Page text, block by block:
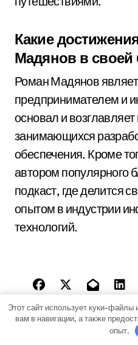
Какие
Мадянов в своей
Роман Мадянов
предпринимателем и
основал и
занимающихся
обеспечения. Кроме
автором популярного
подкаст, где делится
опытом в индустрии
технологий.
Этот сайт использует куки-файлы
вам в навигации, а также
опыт.